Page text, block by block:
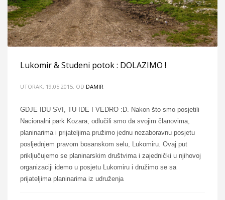
Lukomir & Studeni potok : DOLAZIMO !
UTORAK, 19.05.2015. OD DAMIR
GDJE IDU SVI, TU IDE I VEDRO :D. Nakon što smo posjetili
Nacionalni park Kozara, odlučili smo da svojim članovima,
planinarima i prijateljima pružimo jednu nezaboravnu posjetu
posljednjem pravom bosanskom selu, Lukomiru. Ovaj put
priključujemo se planinarskim društvima i zajednički u njihovoj
organizaciji idemo u posjetu Lukomiru i družimo se sa
prijateljima planinarima iz udruženja